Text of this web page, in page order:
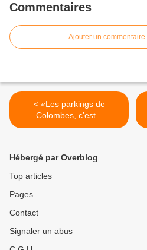
Commentaires
Ajouter un commentaire
< «Les parkings de
Colombes, c’est...
Hébergé par Overblog
Top articles
Pages
Contact
Signaler un abus